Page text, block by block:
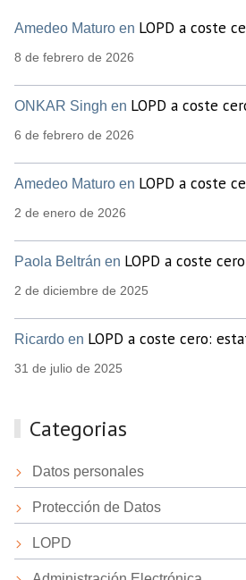
Amedeo Maturo en LOPD a coste
8 de febrero de 2026
ONKAR Singh en LOPD a coste
6 de febrero de 2026
Amedeo Maturo en LOPD a coste
2 de enero de 2026
Paola Beltrán en LOPD a coste
2 de diciembre de 2025
Ricardo en LOPD a coste cero:
31 de julio de 2025
Categorias
Datos personales
Protección de Datos
LOPD